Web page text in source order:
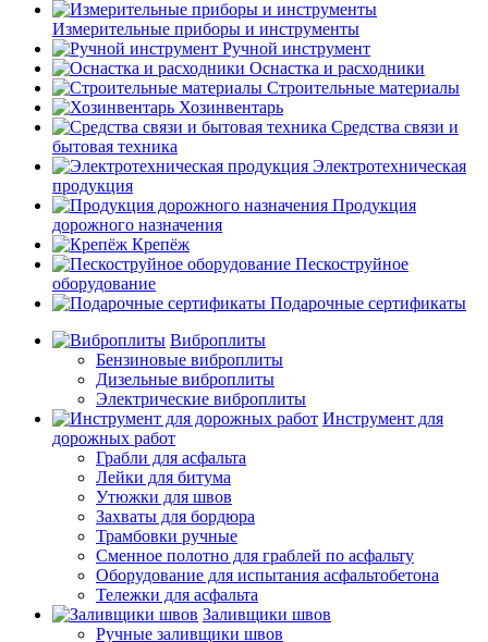
Измерительные приборы и инструменты
Ручной инструмент
Оснастка и расходники
Строительные материалы
Хозинвентарь
Средства связи и
бытовая техника
Электротехническая
продукция
Продукция
дорожного назначения
Крепёж
Пескоструйное
оборудование
Подарочные сертификаты
Виброплиты
Бензиновые виброплиты
Дизельные виброплиты
Электрические виброплиты
Инструмент для
дорожных работ
Грабли для асфальта
Лейки для битума
Утюжки для швов
Захваты для бордюра
Трамбовки ручные
Сменное полотно для граблей по асфальту
Оборудование для испытания асфальтобетона
Тележки для асфальта
Заливщики швов
Ручные заливщики швов